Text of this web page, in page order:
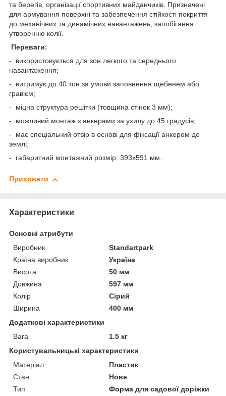
та берегів, організації спортивних майданчиків. Призначені
для армування поверхні та забезпечення стійкості покриття
до механічних та динамічних навантажень, запобігання
утворенню колії.
Переваги:
- використовується для зон легкого та середнього
навантаження;
- витримує до 40 тон за умови заповнення щебенем або
гравієм;
- міцна структура решітки (товщина стінок 3 мм);
- можливий монтаж з анкерами за ухилу до 45 градусів;
- має спеціальний отвір в основі для фіксації анкером до
землі;
- габаритний монтажний розмір: 393х591 мм.
Приховати
Характеристики
Основні атрибути
Виробник
Standartpark
Країна виробник
Україна
Висота
50 мм
Довжина
597 мм
Колір
Сірий
Ширина
400 мм
Додаткові характеристики
Вага
1.5 кг
Користувальницькі характеристики
Матеріал
Пластик
Стан
Нове
Тип
Форма для садової доріжки